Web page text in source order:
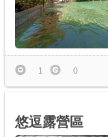
1 0
悠逗露營區